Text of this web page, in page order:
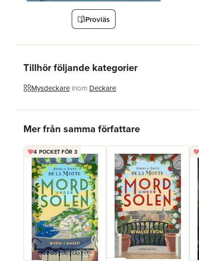
Provläs
Tillhör följande kategorier
Mysdeckare inom Deckare
Mer från samma författare
4 POCKET FÖR 3